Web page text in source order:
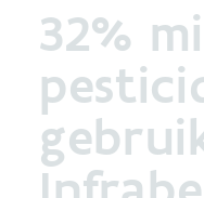
32%